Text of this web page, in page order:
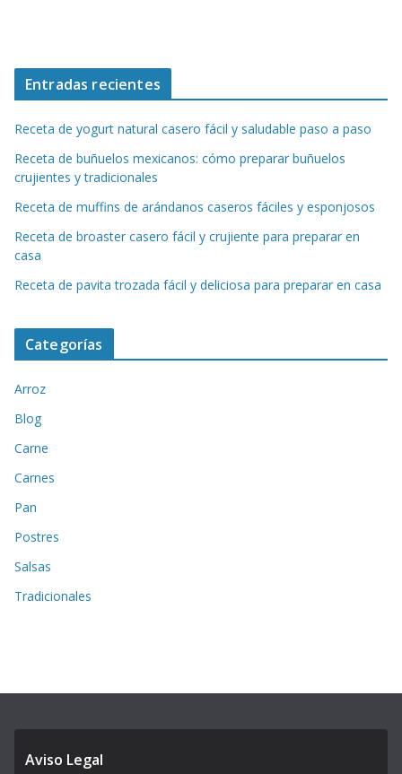
Entradas recientes
Receta de yogurt natural casero fácil y saludable paso a paso
Receta de buñuelos mexicanos: cómo preparar buñuelos
crujientes y tradicionales
Receta de muffins de arándanos caseros fáciles y esponjosos
Receta de broaster casero fácil y crujiente para preparar en
casa
Receta de pavita trozada fácil y deliciosa para preparar en casa
Categorías
Arroz
Blog
Carne
Carnes
Pan
Postres
Salsas
Tradicionales
Aviso Legal